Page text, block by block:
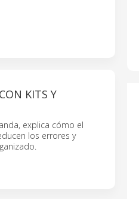
KITS Y
explica cómo el
los errores y